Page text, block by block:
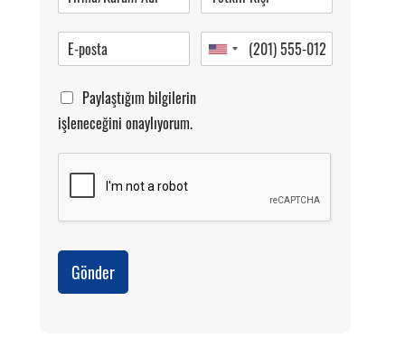
Paylaştığım bilgilerin
işleneceğini onaylıyorum.
Gönder